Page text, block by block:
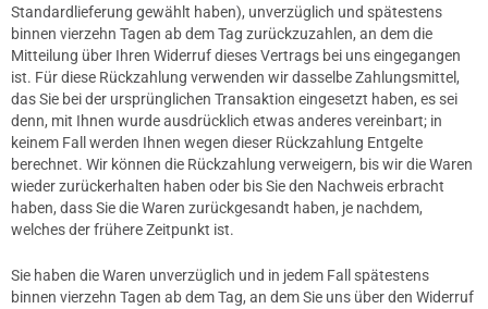
Standardlieferung gewählt haben), unverzüglich und spätestens
binnen vierzehn Tagen ab dem Tag zurückzuzahlen, an dem die
Mitteilung über Ihren Widerruf dieses Vertrags bei uns eingegangen
ist. Für diese Rückzahlung verwenden wir dasselbe Zahlungsmittel,
das Sie bei der ursprünglichen Transaktion eingesetzt haben, es sei
denn, mit Ihnen wurde ausdrücklich etwas anderes vereinbart; in
keinem Fall werden Ihnen wegen dieser Rückzahlung Entgelte
berechnet. Wir können die Rückzahlung verweigern, bis wir die Waren
wieder zurückerhalten haben oder bis Sie den Nachweis erbracht
haben, dass Sie die Waren zurückgesandt haben, je nachdem,
welches der frühere Zeitpunkt ist.
Sie haben die Waren unverzüglich und in jedem Fall spätestens
binnen vierzehn Tagen ab dem Tag, an dem Sie uns über den Widerruf